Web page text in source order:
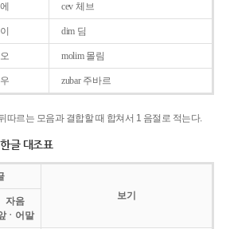
에 cev 체브
이 dim 딤
오 molim 몰림
우 zubar 주바르
따르는 모음과 결합할 때 합쳐서 1 음절로 적는다.
글 대조표
보기
자음
ㆍ어말